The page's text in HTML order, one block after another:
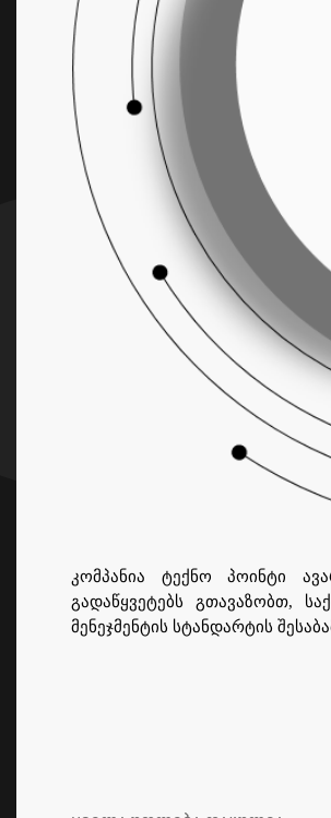
კომპანია ტექნო პოინტი
გადაწყვეტებს გთავაზობთ,
მენეჯმენტის სტანდარტის